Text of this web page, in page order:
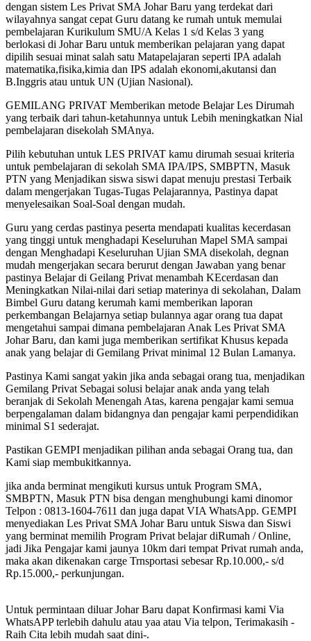
dengan sistem Les Privat SMA Johar Baru yang terdekat dari
wilayahnya sangat cepat Guru datang ke rumah untuk memulai
pembelajaran Kurikulum SMU/A Kelas 1 s/d Kelas 3 yang
berlokasi di Johar Baru untuk memberikan pelajaran yang dapat
dipilih sesuai minat salah satu Matapelajaran seperti IPA adalah
matematika,fisika,kimia dan IPS adalah ekonomi,akutansi dan
B.Inggris atau untuk UN (Ujian Nasional).
GEMILANG PRIVAT Memberikan metode Belajar Les Dirumah
yang terbaik dari tahun-ketahunnya untuk Lebih meningkatkan Nial
pembelajaran disekolah SMAnya.
Pilih kebutuhan untuk LES PRIVAT kamu dirumah sesuai kriteria
untuk pembelajaran di sekolah SMA IPA/IPS, SMBPTN, Masuk
PTN yang Menjadikan siswa siswi dapat menuju prestasi Terbaik
dalam mengerjakan Tugas-Tugas Pelajarannya, Pastinya dapat
menyelesaikan Soal-Soal dengan mudah.
Guru yang cerdas pastinya peserta mendapati kualitas kecerdasan
yang tinggi untuk menghadapi Keseluruhan Mapel SMA sampai
dengan Menghadapi Keseluruhan Ujian SMA disekolah, degnan
mudah mengerjakan secara berurut dengan Jawaban yang benar
pastinya Belajar di Geilang Privat menambah KEcerdasan dan
Meningkatkan Nilai-nilai dari setiap materinya di sekolahan, Dalam
Bimbel Guru datang kerumah kami memberikan laporan
perkembangan Belajarnya setiap bulannya agar orang tua dapat
mengetahui sampai dimana pembelajaran Anak Les Privat SMA
Johar Baru, dan kami juga memberikan sertifikat Khusus kepada
anak yang belajar di Gemilang Privat minimal 12 Bulan Lamanya.
Pastinya Kami sangat yakin jika anda sebagai orang tua, menjadikan
Gemilang Privat Sebagai solusi belajar anak anda yang telah
beranjak di Sekolah Menengah Atas, karena pengajar kami semua
berpengalaman dalam bidangnya dan pengajar kami perpendidikan
minimal S1 sederajat.
Pastikan GEMPI menjadikan pilihan anda sebagai Orang tua, dan
Kami siap membukitkannya.
jika anda berminat mengikuti kursus untuk Program SMA,
SMBPTN, Masuk PTN bisa dengan menghubungi kami dinomor
Telpon : 0813-1604-7611 dan juga dapat VIA WhatsApp. GEMPI
menyediakan Les Privat SMA Johar Baru untuk Siswa dan Siswi
yang berminat memilih Program Privat belajar diRumah / Online,
jadi Jika Pengajar kami jaunya 10km dari tempat Privat rumah anda,
maka akan dikenakan carge Trnsportasi sebesar Rp.10.000,- s/d
Rp.15.000,- perkunjungan.
Untuk permintaan diluar Johar Baru dapat Konfirmasi kami Via
WhatsAPP terlebih dahulu atau yaa atau Via telpon, Terimakasih -
Raih Cita lebih mudah saat dini-.